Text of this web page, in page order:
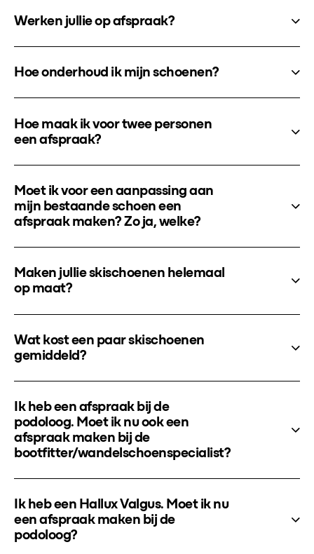
Werken jullie op afspraak?
Hoe onderhoud ik mijn schoenen?
Hoe maak ik voor twee personen
een afspraak?
Moet ik voor een aanpassing aan
mijn bestaande schoen een
afspraak maken? Zo ja, welke?
Maken jullie skischoenen helemaal
op maat?
Wat kost een paar skischoenen
gemiddeld?
Ik heb een afspraak bij de
podoloog. Moet ik nu ook een
afspraak maken bij de
bootfitter/wandelschoenspecialist?
Ik heb een Hallux Valgus. Moet ik nu
een afspraak maken bij de
podoloog?